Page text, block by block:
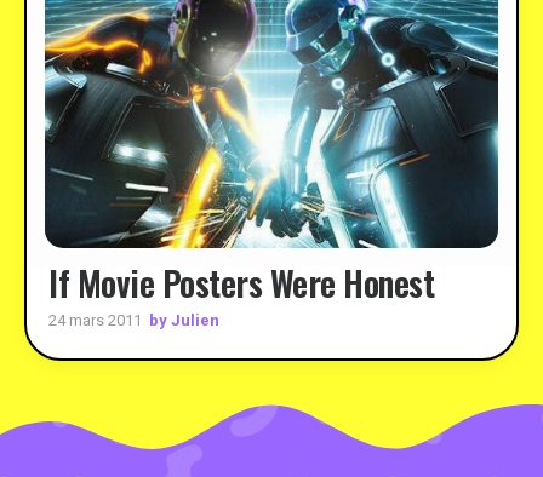
If Movie Posters Were Honest
24 mars 2011 by Julien